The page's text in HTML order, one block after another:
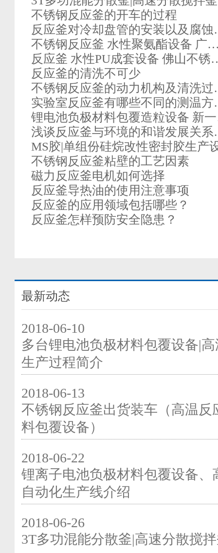
不锈钢反应釜的开车的过程
反应釜对冷却盘管的安装以及腐
不锈钢反应釜 水性聚氨酯设备 广
反应釜 水性PU成套设备 佛山不
反应釜的清洗不可少
不锈钢反应釜的动力机构及清洗
实验室反应釜有哪些不同的测温
锂电池负极材料包覆造粒设备 新
浅谈反应釜与环境的和谐发展关
MS胶|单组份硅烷改性密封胶生产
不锈钢反应釜粘壁的工艺因素
磁力反应釜电机如何选择
反应釜导热油的使用注意事项
反应釜的应用领域包括哪些？
反应釜怎样预防安全隐患？
最新动态
2018-06-10
多台锂电池负极材料包覆设备|
生产过程简介
2018-06-13
不锈钢反应釜出货装车（高温反
料包覆设备）
2018-06-22
锂离子电池负极材料包覆设备、
自动化生产线介绍
2018-06-26
3T多功混能分散釜|高速分散搅